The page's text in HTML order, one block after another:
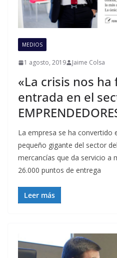
MEDIOS
1 agosto, 2019 Jaime Colsa
«La crisis nos
entrada en el
La empresa se ha convertido
pequeño gigante del sector
mercancías que da servicio a
26.000 puntos de entrega
Leer más